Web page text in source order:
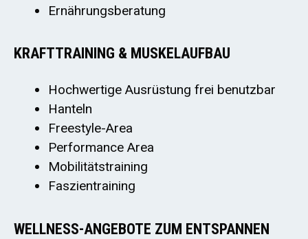
Ernährungsberatung
KRAFTTRAINING & MUSKELAUFBAU
Hochwertige Ausrüstung frei benutzbar
Hanteln
Freestyle-Area
Performance Area
Mobilitätstraining
Faszientraining
WELLNESS-ANGEBOTE ZUM ENTSPANNEN